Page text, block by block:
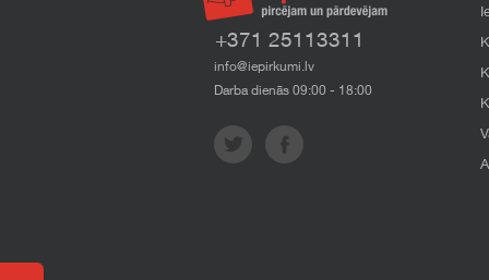
+371 25113311
info@iepirkumi.lv
Darba dienās 09:00 - 18:00